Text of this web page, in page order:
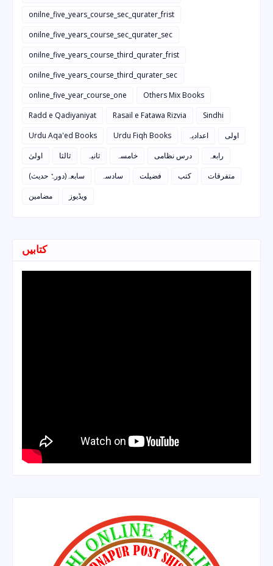
onilne_five_years_course_sec_qurater_frist
onilne_five_years_course_sec_qurater_sec
onilne_five_years_course_third_qurater_frist
onilne_five_years_course_third_qurater_sec
online_five_year_course_one
Others Mix Books
Radd e Qadiyaniyat
Rasail e Fatawa Rizvia
Sindhi
Urdu Aqa'ed Books
Urdu Fiqh Books اعدادیہ
اولی
اولیٰ
ثالثا ثانیہ خامسہ درس نظامی
رابعہ
سابعہ(دورہٌ حدیث)
سادسہ فضیلت کتب
متفرقات
مضامین
ویڈیوز
کتابیں